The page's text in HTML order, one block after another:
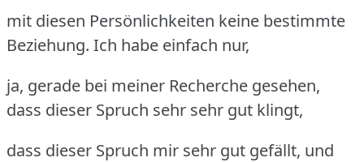
mit diesen Persönlichkeiten keine bestimmte
Beziehung. Ich habe einfach nur,
ja, gerade bei meiner Recherche gesehen,
dass dieser Spruch sehr sehr gut klingt,
dass dieser Spruch mir sehr gut gefällt, und